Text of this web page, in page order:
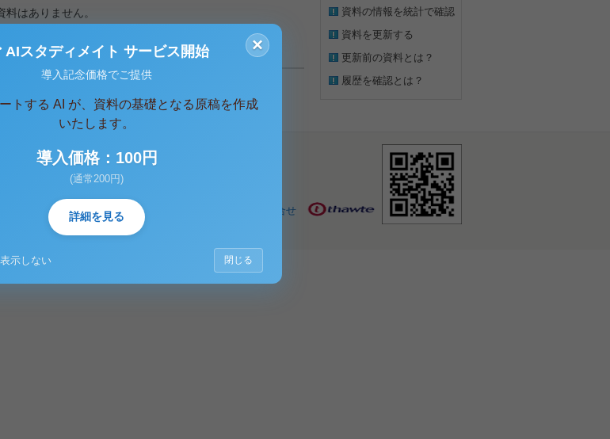
料はありません。
資料の情報を統計で確認
資料を更新する
更新前の資料とは？
履歴を確認とは？
検索
著作権規定 特定商取引法に基づく表示 お問合せ
×
AIスタディメイト サービス開始
導入記念価格でご提供
トする AI が、資料の基礎となる原稿を作成
いたします。
導入価格：100円
(通常200円)
詳細を見る
示しない 閉じる